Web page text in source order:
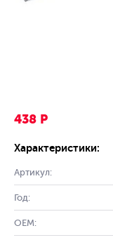
438 Р
Характеристики:
Артикул:
Год:
OEM: